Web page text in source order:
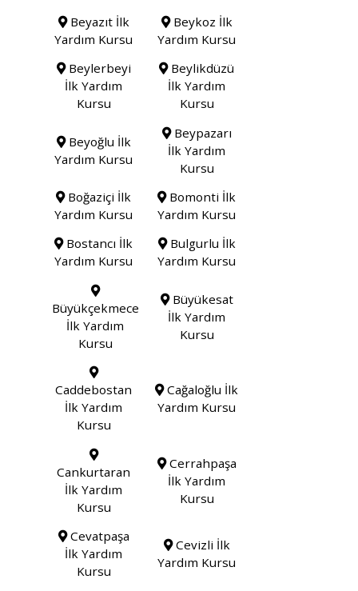
Beyazıt İlk
Yardım Kursu
Beykoz İlk
Yardım Kursu
Beylerbeyi
İlk Yardım
Kursu
Beylikdüzü
İlk Yardım
Kursu
Beyoğlu İlk
Yardım Kursu
Beypazarı
İlk Yardım
Kursu
Boğaziçi İlk
Yardım Kursu
Bomonti İlk
Yardım Kursu
Bostancı İlk
Yardım Kursu
Bulgurlu İlk
Yardım Kursu
Büyükçekmece
İlk Yardım
Kursu
Büyükesat
İlk Yardım
Kursu
Caddebostan
İlk Yardım
Kursu
Cağaloğlu İlk
Yardım Kursu
Cankurtaran
İlk Yardım
Kursu
Cerrahpaşa
İlk Yardım
Kursu
Cevatpaşa
İlk Yardım
Kursu
Cevizli İlk
Yardım Kursu